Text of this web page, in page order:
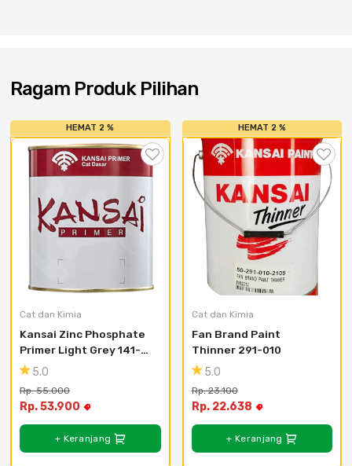
Ragam Produk Pilihan
HEMAT 2 %
Cat dan Kimia
Kansai Zinc Phosphate
Primer Light Grey 141-
1555.0
Rp. 55.000
Rp. 53.900
+ Keranjang
HEMAT 2 %
Cat dan Kimia
Fan Brand Paint
Thinner 291-010
5.0
Rp. 23.100
Rp. 22.638
+ Keranjang